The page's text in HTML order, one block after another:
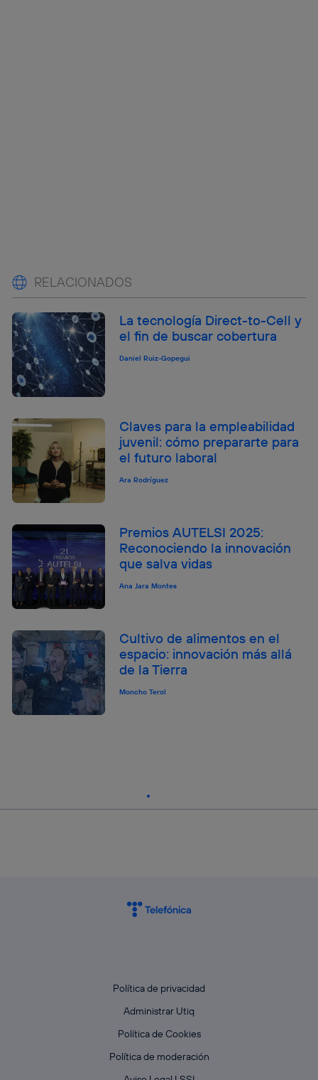
RELACIONADOS
La tecnología Direct-to-Cell y
el fin de buscar cobertura
Daniel Ruiz-Gopegui
Claves para la empleabilidad
juvenil: cómo prepararte para
el futuro laboral
Ara Rodríguez
Premios AUTELSI 2025:
Reconociendo la innovación
que salva vidas
Ana Jara Montes
Cultivo de alimentos en el
espacio: innovación más allá
de la Tierra
Moncho Terol
Política de privacidad
Administrar Utiq
Política de Cookies
Política de moderación